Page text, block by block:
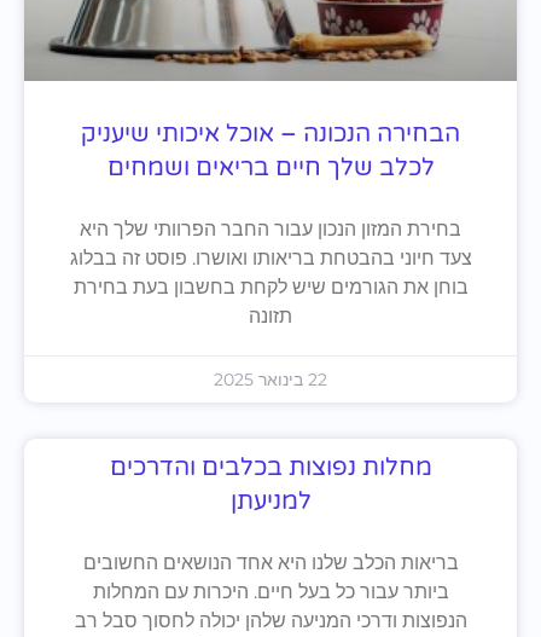
הבחירה הנכונה – אוכל איכותי שיעניק
לכלב שלך חיים בריאים ושמחים
בחירת המזון הנכון עבור החבר הפרוותי שלך היא
צעד חיוני בהבטחת בריאותו ואושרו. פוסט זה בבלוג
בוחן את הגורמים שיש לקחת בחשבון בעת בחירת
תזונה
22 בינואר 2025
מחלות נפוצות בכלבים והדרכים
למניעתן
בריאות הכלב שלנו היא אחד הנושאים החשובים
ביותר עבור כל בעל חיים. היכרות עם המחלות
הנפוצות ודרכי המניעה שלהן יכולה לחסוך סבל רב